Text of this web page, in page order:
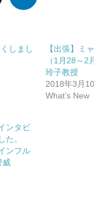
感受性低下株調査｜
ルス｜Respiratory
｜Geographic Information
疫学研究｜Social
しまし
【出張】ミ
（1月28～2
玲子教授
2018年3月
What’s New
ンタビ
た。
ンフル
威